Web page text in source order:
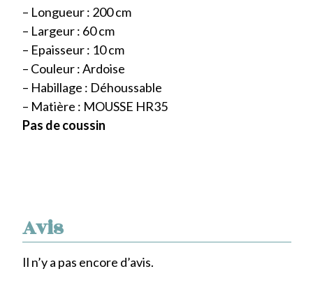
Avis
Il n’y a pas encore d’avis.
– Longueur : 200 cm
– Largeur : 60 cm
– Epaisseur : 10 cm
– Couleur : Ardoise
– Habillage : Déhoussable
– Matière : MOUSSE HR35
Pas de coussin